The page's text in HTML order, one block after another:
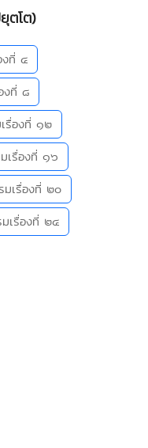
ตโต)
งที่ ๔
งที่ ๘
รื่องที่ ๑๒
เรื่องที่ ๑๖
มเรื่องที่ ๒๐
เรื่องที่ ๒๔